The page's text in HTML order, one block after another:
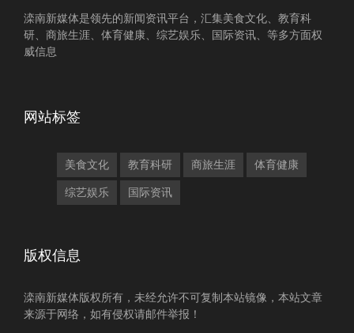
滦南新媒体是领先的新闻资讯平台，汇集美食文化、教育科
研、商旅生涯、体育健康、综艺娱乐、国际资讯、等多方面权
威信息
网站标签
美食文化 教育科研 商旅生涯 体育健康
综艺娱乐 国际资讯
版权信息
滦南新媒体版权所有，未经允许不可复制本站镜像，本站文章
来源于网络，如有侵权请邮件举报！